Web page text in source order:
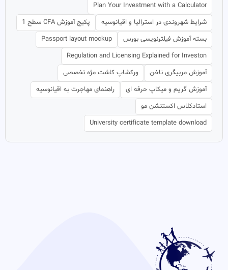
Plan Your Investment with a Calculator
شرایط شهروندی در استرالیا و اقیانوسیه
پکیج آموزش CFA سطح 1
بسته آموزش فیلترنویسی بورس
Passport layout mockup
Regulation and Licensing Explained for Investon
آموزش مربیگری ناخن
ورکشاپ کاشت مژه تخصصی
آموزش گریم و میکاپ حرفه ای
راهنمای مهاجرت به اقیانوسیه
استادکلاس اکستنشن مو
University certificate template download